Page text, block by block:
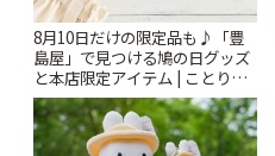
8月10日だけの限定品も♪「豊
島屋」で見つける鳩の日グッズ
と本店限定アイテム | ことりっ
ぷ